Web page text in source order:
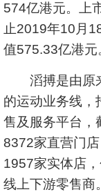
574亿港元。上
止2019年10月
值575.33亿港元
滔搏是由原来
的运动业务线，
售及服务平台，
8372家直营门
1957家实体店
线上下游零售商。